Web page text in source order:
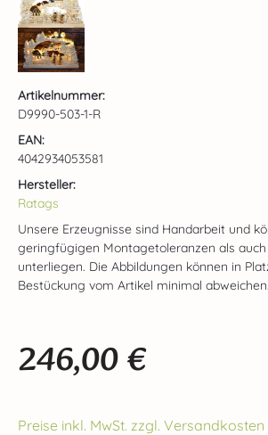
Artikelnummer:
D9990-503-1-R
EAN:
4042934053581
Hersteller:
Ratags
Unsere Erzeugnisse sind Handarbeit und
geringfügigen Montagetoleranzen als
unterliegen. Die Abbildungen können in
Bestückung vom Artikel minimal abweichen.
Regulärer Preis:
246,00 €
Preise inkl. MwSt. zzgl. Versandkosten